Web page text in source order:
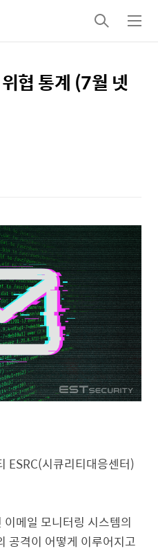
검
색
메
뉴
협 통계 (7월 넷
ESRC(시큐리티대응센터)
메일 모니터링 시스템의
공격이 어떻게 이루어지고